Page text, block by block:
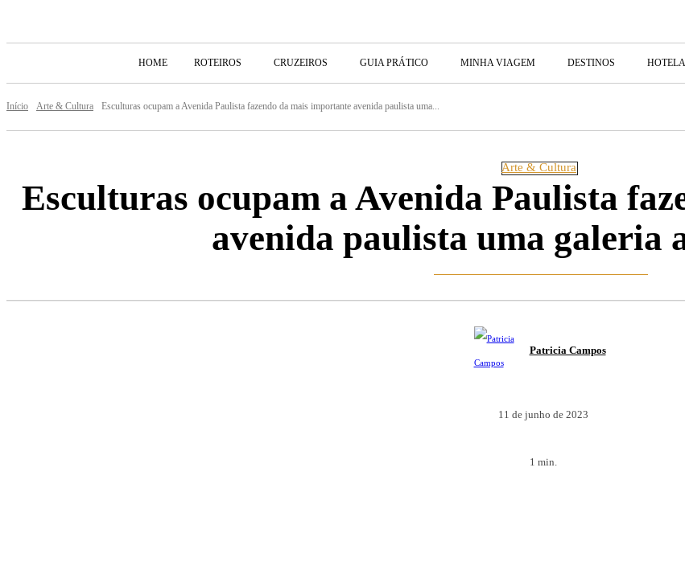
HOME ROTEIROS CRUZEIROS GUIA PRÁTICO MINHA VIAGEM DESTINOS
Início Arte & Cultura Esculturas ocupam a Avenida Paulista fazendo da mais importante avenida paulista uma...
Arte & Cultura
Esculturas ocupam a Avenida Paulista
avenida paulista uma galeria
Patricia Campos
11 de junho de 2023
1 min.